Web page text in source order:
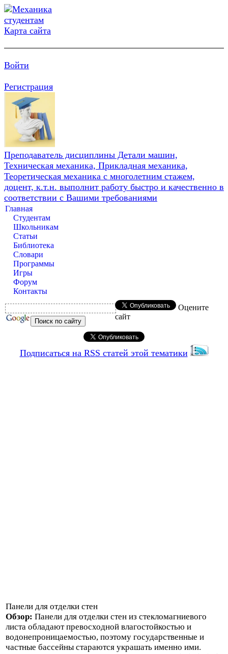
Карта сайта
Войти
Регистрация
Преподаватель дисциплины Детали машин,
Техническая механика, Прикладная механика,
Теоретическая механика с многолетним стажем,
доцент, к.т.н. выполнит работу быстро и качественно в
соответствии с Вашими требованиями
Главная
Студентам
Школьникам
Статьи
Библиотека
Словари
Программы
Игры
Форум
Контакты
Оцените
сайт
Подписаться на RSS статей этой тематики
Панели для отделки стен
Обзор: Панели для отделки стен из стекломагниевого
листа обладают превосходной влагостойкостью и
водонепроницаемостью, поэтому государственные и
частные бассейны стараются украшать именно ими.